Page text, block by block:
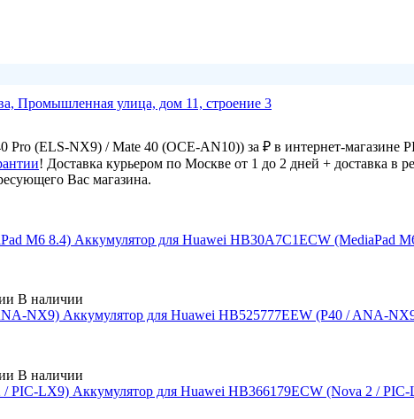
Промышленная улица, дом 11, строение 3
Pro (ELS-NX9) / Mate 40 (OCE-AN10)) за ₽ в интернет-магазине
! Доставка курьером по Москве от 1 до 2 дней + доставка
Вас магазина.
Аккумулятор для Huawei HB30A7C1ECW (MediaPad
В наличии
Аккумулятор для Huawei HB525777EEW (P40 / ANA-
В наличии
Аккумулятор для Huawei HB366179ECW (Nova 2 /